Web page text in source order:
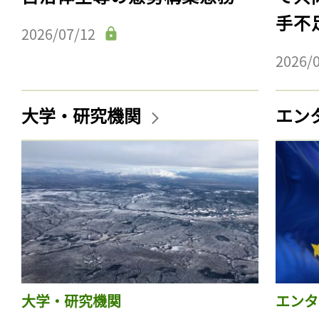
2026/07/12
手不
2026/
大学・研究機関
大学・研究機関
エン
エン